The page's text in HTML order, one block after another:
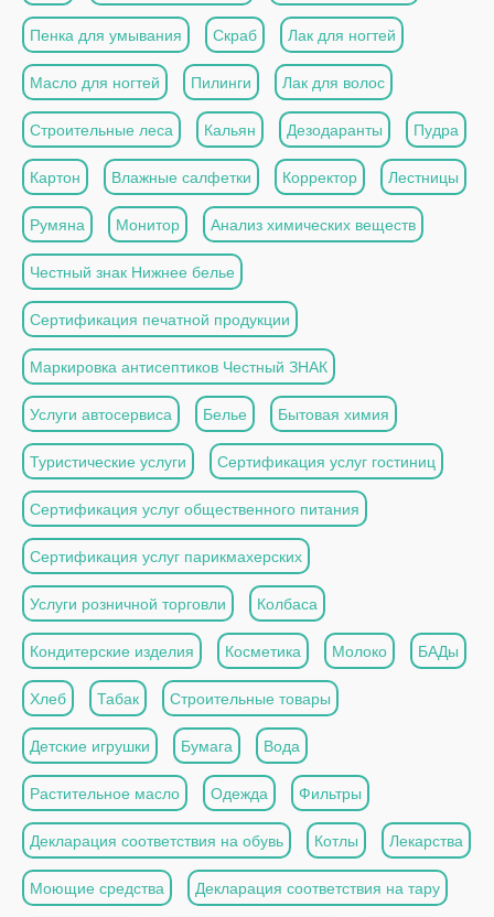
Пенка для умывания Скраб Лак для ногтей
Масло для ногтей Пилинги Лак для волос
Строительные леса Кальян Дезодаранты Пудра
Картон Влажные салфетки Корректор Лестницы
Румяна Монитор Анализ химических веществ
Честный знак Нижнее белье
Сертификация печатной продукции
Маркировка антисептиков Честный ЗНАК
Услуги автосервиса Белье Бытовая химия
Туристические услуги Сертификация услуг гостиниц
Сертификация услуг общественного питания
Сертификация услуг парикмахерских
Услуги розничной торговли Колбаса
Кондитерские изделия Косметика Молоко БАДы
Хлеб Табак Строительные товары
Детские игрушки Бумага Вода
Растительное масло Одежда Фильтры
Декларация соответствия на обувь Котлы Лекарства
Моющие средства Декларация соответствия на тару